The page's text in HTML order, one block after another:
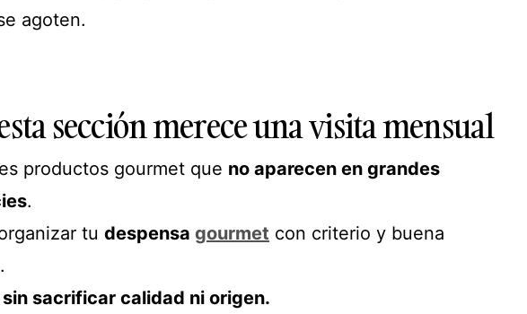
agoten.
sección merece una visita mensual
productos gourmet que no aparecen en grandes
.
tu despensa gourmet con criterio y buena
sacrificar calidad ni origen.